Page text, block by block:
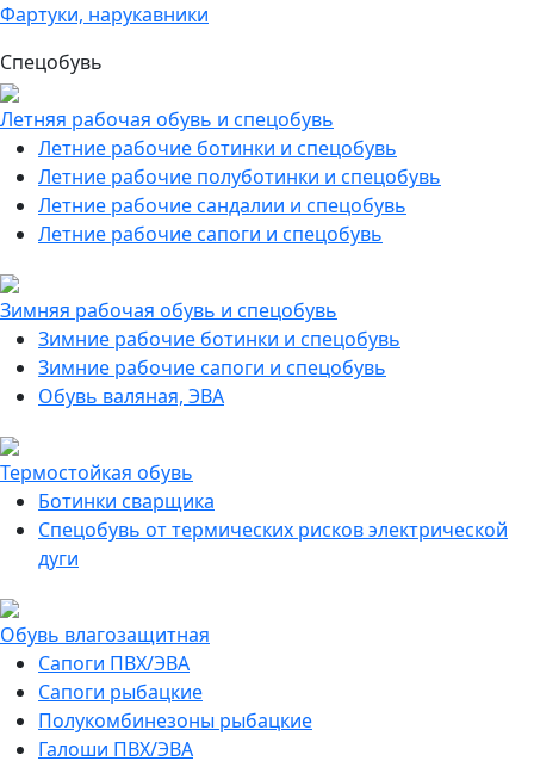
Фартуки, нарукавники
Спецобувь
Летняя рабочая обувь и спецобувь
Летние рабочие ботинки и спецобувь
Летние рабочие полуботинки и спецобувь
Летние рабочие сандалии и спецобувь
Летние рабочие сапоги и спецобувь
Зимняя рабочая обувь и спецобувь
Зимние рабочие ботинки и спецобувь
Зимние рабочие сапоги и спецобувь
Обувь валяная, ЭВА
Термостойкая обувь
Ботинки сварщика
Спецобувь от термических рисков электрической
дуги
Обувь влагозащитная
Сапоги ПВХ/ЭВА
Сапоги рыбацкие
Полукомбинезоны рыбацкие
Галоши ПВХ/ЭВА